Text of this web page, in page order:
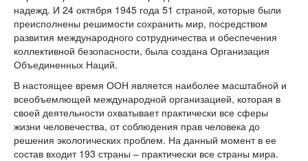
надежд. И 24 октября 1945 года 51 страной, которые были
преисполнены решимости сохранить мир, посредством
развития международного сотрудничества и обеспечения
коллективной безопасности, была создана Организация
Объединенных Наций.
В настоящее время ООН является наиболее масштабной и
всеобъемлющей международной организацией, которая в
своей деятельности охватывает практически все сферы
жизни человечества, от соблюдения прав человека до
решения экологических проблем. На данный момент в ее
состав входит 193 страны – практически все страны мира.